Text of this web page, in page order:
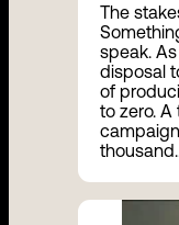
The
speak.
disposal
of
to zero.